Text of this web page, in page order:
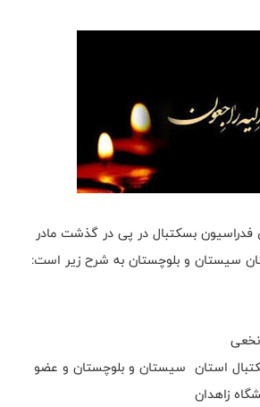
بسکتبال در پی در گذشت مادر
سیستان و بلوچستان به شرح زیر است:
نخعی
استان سیستان و بلوچستان و عضو
زاهدان